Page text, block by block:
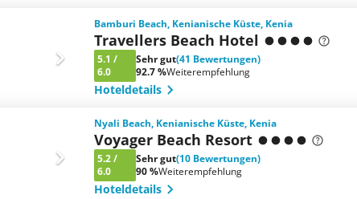
Bamburi Beach, Kenianische Küste, Kenia
Travellers Beach Hotel
5.1 /
6.0
Sehr gut(41 Bewertungen)
92.7 %Weiterempfehlung
Hoteldetails
Nyali Beach, Kenianische Küste, Kenia
Voyager Beach Resort
5.2/
6.0
Sehr gut(10 Bewertungen)
90 %Weiterempfehlung
Hoteldetails